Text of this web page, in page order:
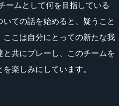
ームとして何を目指している
ての話を始めると、疑うこと
こは自分にとっての新たな我
共にプレーし、このチームを
楽しみにしています。